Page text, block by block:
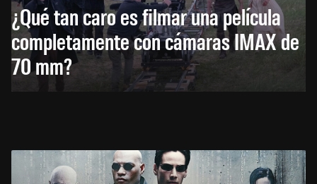
¿Qué tan caro es filmar una película
completamente con cámaras IMAX de
70 mm?